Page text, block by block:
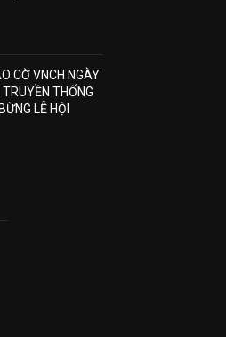
CỜ VNCH NGÀY
THỐNG
LỄ HỘI